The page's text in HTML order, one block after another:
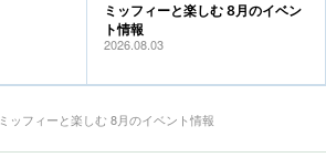
ミッフィーと楽しむ 8月のイベン
ト情報
2026.08.03
ミッフィーと楽しむ 8月のイベント情報